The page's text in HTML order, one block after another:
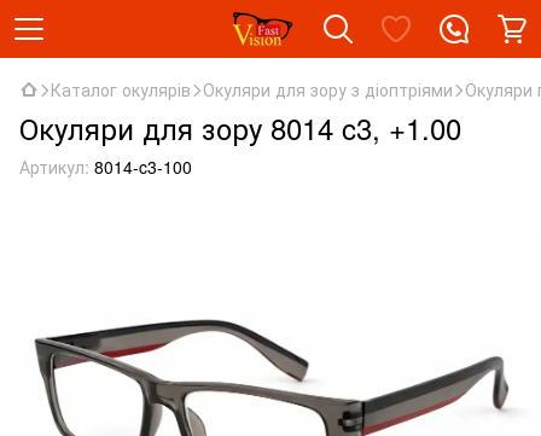
Каталог окулярів Окуляри для зору з діоптріями Окуляри
Окуляри для зору 8014 c3, +1.00
Артикул: 8014-c3-100